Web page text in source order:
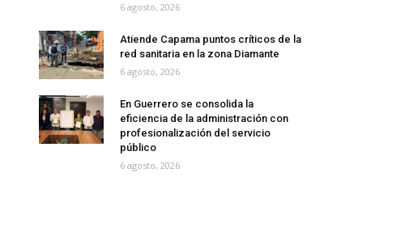
6 agosto, 2026
Atiende Capama puntos críticos de la
red sanitaria en la zona Diamante
6 agosto, 2026
En Guerrero se consolida la
eficiencia de la administración con
profesionalización del servicio
público
6 agosto, 2026